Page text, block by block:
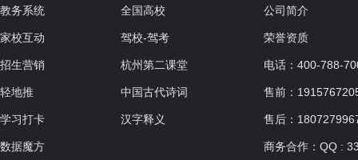
美术基础
适合人群：5-6周岁
教务系统
家校互动
招生营销
轻地推
学习打卡
数据魔方
全国高校
驾校-驾考
杭州第二课堂
中国古代诗词
汉字释义
公司简介
荣誉资质
电话：400-788-
售前：
售后：
商务合作：QQ :